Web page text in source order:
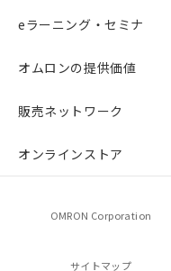
eラーニング・セミナ
オムロンの提供価値
販売ネットワーク
オンラインストア
OMRON Corporation
サイトマップ